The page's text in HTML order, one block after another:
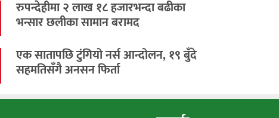
रुपन्देहीमा २ लाख १८ हजारभन्दा बढीका
भन्सार छलीका सामान बरामद
एक सातापछि टुंगियो नर्स आन्दोलन, १९ बुँदे
सहमतिसँगै अनसन फिर्ता